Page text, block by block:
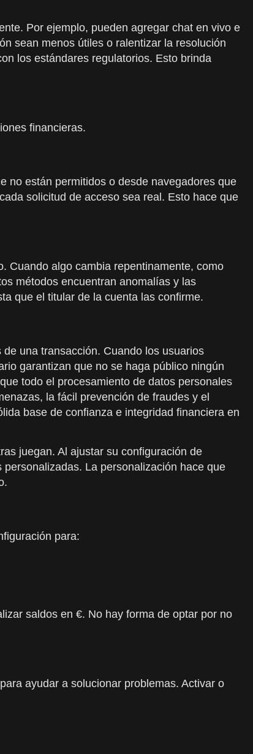
Por ejemplo, pueden agregar chat en vivo e
sean menos útiles o ralentizar la resolución
los estándares regulatorios. Esto brinda
financieras.
no están permitidos o desde navegadores que
solicitud de acceso sea real. Esto hace que
Cuando algo cambia repentinamente, como
métodos encuentran anomalías y las
que el titular de la cuenta las confirme.
una transacción. Cuando los usuarios
garantizan que no se haga público ningún
todo el procesamiento de datos personales
la fácil prevención de fraudes y el
base de confianza e integridad financiera en
juegan. Al ajustar su configuración de
La personalización hace que
para:
saldos en €. No hay forma de optar por no
ayudar a solucionar problemas. Activar o